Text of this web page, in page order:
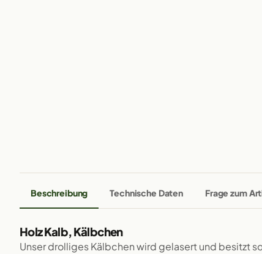
Beschreibung Technische Daten Frage zum
Holz Kalb, Kälbchen
Unser drolliges Kälbchen wird gelasert und besitzt